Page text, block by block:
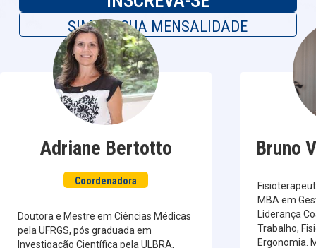
SIMULE SUA MENSALIDADE
Adriane Bertotto
Coordenadora
Doutora e Mestre em Ciências Médicas
pela UFRGS, pós graduada em
Investigação Científica pela ULBRA,
Bruno
MBA em
Liderança
Trabalho,
Ergonomia.